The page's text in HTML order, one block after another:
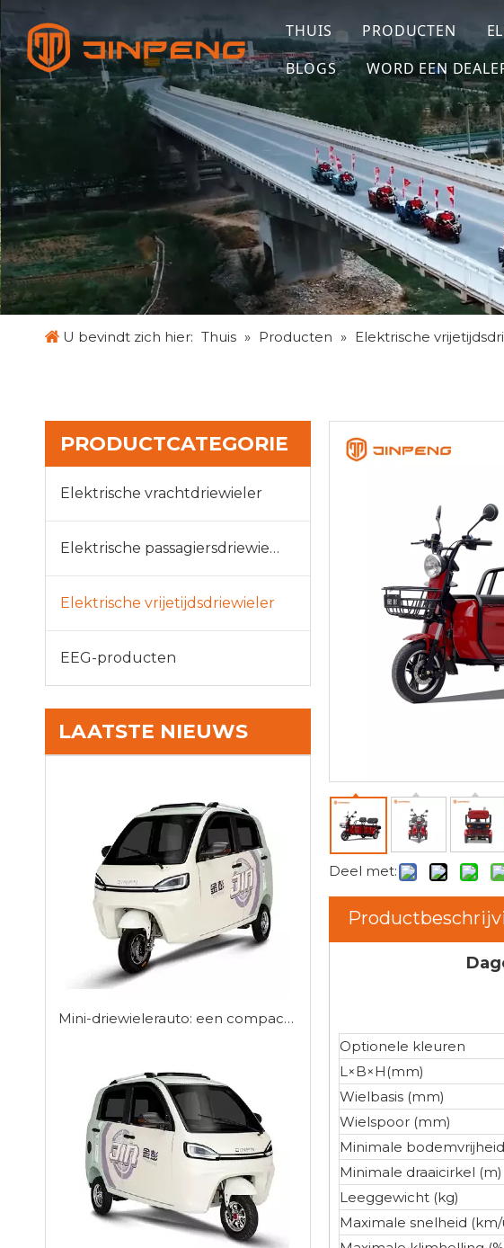
THUIS PRODUCTEN
BLOGS
WORD EEN
U bevindt zich hier: Thuis » Producten » Elektrische
PRODUCTCATEGORIE
Elektrische vrachtdriewieler
Elektrische passagiersdriewieler
Elektrische vrijetijdsdriewieler
EEG-producten
LAATSTE NIEUWS
Mini-driewielerauto: een compacte oplossing voor stedelijke mobiliteit
Deel met:
Optionele kleuren
L×B×H(mm)
Wielbasis (mm)
Wielspoor (mm)
Minimale
Minimale draaicirkel (m)
Leeggewicht (kg)
Maximale snelheid (km/